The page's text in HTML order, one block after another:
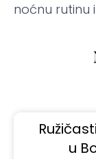
noćnu rutinu
u